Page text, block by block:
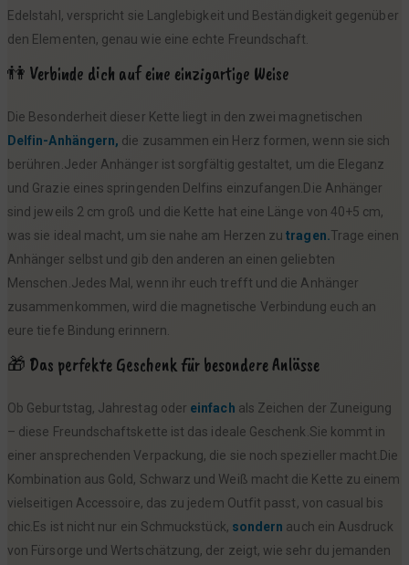
Edelstahl, verspricht sie Langlebigkeit und Beständigkeit gegenüber
den Elementen, genau wie eine echte Freundschaft.
👫 Verbinde dich auf eine einzigartige Weise
Die Besonderheit dieser Kette liegt in den zwei magnetischen
Delfin-Anhängern, die zusammen ein Herz formen, wenn sie sich
berühren.Jeder Anhänger ist sorgfältig gestaltet, um die Eleganz
und Grazie eines springenden Delfins einzufangen.Die Anhänger
sind jeweils 2 cm groß und die Kette hat eine Länge von 40+5 cm,
was sie ideal macht, um sie nahe am Herzen zutragen.Trage einen
Anhänger selbst und gib den anderen an einen geliebten
Menschen.Jedes Mal, wenn ihr euch trefft und die Anhänger
zusammenkommen, wird die magnetische Verbindung euch an
eure tiefe Bindung erinnern.
🎁 Das perfekte Geschenk für besondere Anlässe
Ob Geburtstag, Jahrestag oder einfach als Zeichen der Zuneigung
– diese Freundschaftskette ist das ideale Geschenk.Sie kommt in
einer ansprechenden Verpackung, die sie noch spezieller macht.Die
Kombination aus Gold, Schwarz und Weiß macht die Kette zu einem
vielseitigen Accessoire, das zu jedem Outfit passt, von casual bis
chic.Es ist nicht nur ein Schmuckstück, sondern auch ein Ausdruck
von Fürsorge und Wertschätzung, der zeigt, wie sehr du jemanden